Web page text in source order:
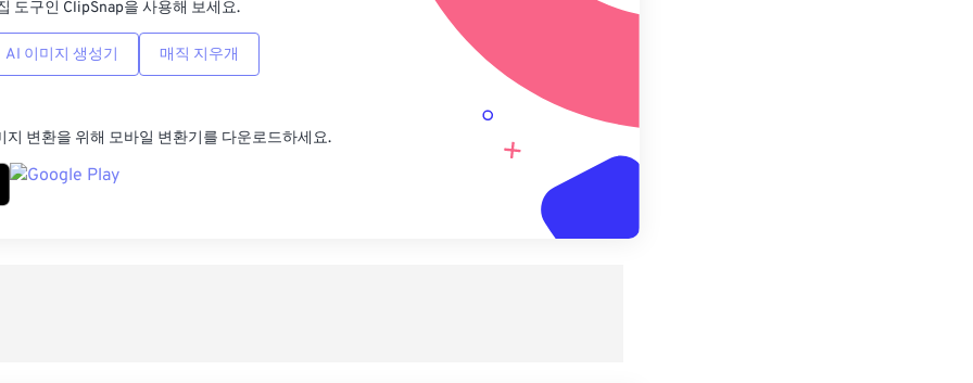
도구인 ClipSnap을 사용해 보세요.
AI 이미지 생성기 매직 지우개
지 변환을 위해 모바일 변환기를 다운로드하세요.